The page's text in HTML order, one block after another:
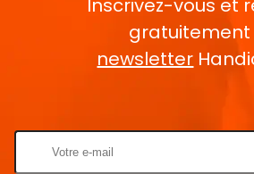
Inscrivez-vous et
gratuitement
newsletter